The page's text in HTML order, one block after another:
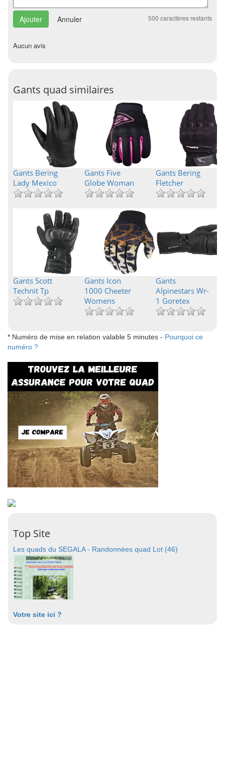
Annuler 500 caractères restants
Aucun avis
Gants quad similaires
Gants Bering
Lady Mexico
Gants Five
Globe Woman
Gants Bering
Fletcher
Gants Scott
Technit Tp
Gants Icon
1000 Cheeter
Womens
Gants
Alpinestars Wr-
1 Goretex
* Numéro de mise en relation valable 5 minutes - Pourquoi ce
numéro ?
Top Site
Les quads du SEGALA - Randonnées quad Lot (46)
Votre site ici ?